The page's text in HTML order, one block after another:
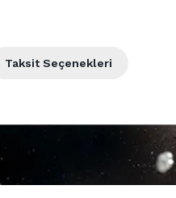
Taksit Seçenekleri